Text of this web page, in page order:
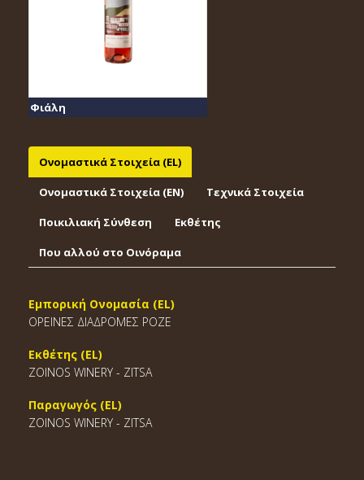
Φιάλη
Ονομαστικά Στοιχεία (EL)
Ονομαστικά Στοιχεία (EΝ) Τεχνικά Στοιχεία
Ποικιλιακή Σύνθεση Εκθέτης
Που αλλού στο Οινόραμα
Εμπορική Ονομασία (EL)
ΟΡΕΙΝΕΣ ΔΙΑΔΡΟΜΕΣ ΡΟΖΕ
Εκθέτης (EL)
ZOINOS WINERY - ZITSA
Παραγωγός (EL)
ZOINOS WINERY - ZITSA